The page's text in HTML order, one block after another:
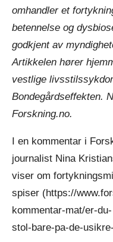
omhandler et
betennelse og
godkjent av
Artikkelen hører
vestlige
Bondegårdseffekten.
Forskning.no.
I en kommentar i
journalist Nina
viser om
spiser (https://
kommentar-mat/er-
stol-bare-pa-de-